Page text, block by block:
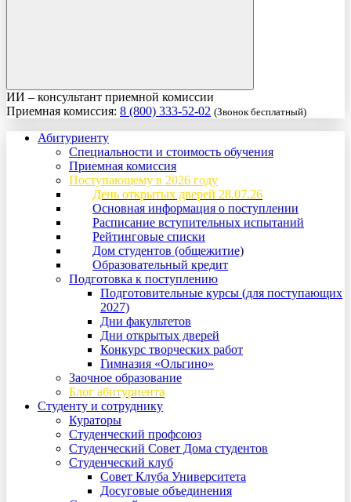
ИИ – консультант приемной комиссии
Приемная комиссия: 8 (800) 333-52-02 (Звонок бесплатный)
Абитуриенту
Специальности и стоимость обучения
Приемная комиссия
Поступающему в 2026 году
День открытых дверей 28.07.26
Основная информация о поступлении
Расписание вступительных испытаний
Рейтинговые списки
Дом студентов (общежитие)
Образовательный кредит
Подготовка к поступлению
Подготовительные курсы (для поступающих
2027)
Дни факультетов
Дни открытых дверей
Конкурс творческих работ
Гимназия «Ольгино»
Заочное образование
Блог абитуриента
Студенту и сотруднику
Кураторы
Студенческий профсоюз
Студенческий Совет Дома студентов
Студенческий клуб
Совет Клуба Университета
Досуговые объединения